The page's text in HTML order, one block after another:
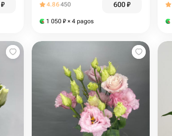
₽ 4.86450 600₽
1 050 ₽ × 4 pagos